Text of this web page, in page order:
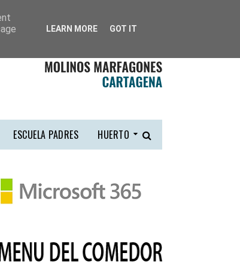
ESCUELA PADRES HUERTO
LEARN MORE GOT IT